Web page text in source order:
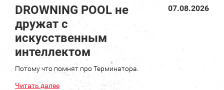
DROWNING POOL не
дружат с
искусственным
интеллектом
07.08.2026
Потому что помнят про Терминатора.
Читать далее